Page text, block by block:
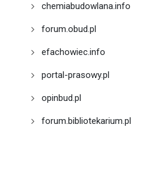
chemiabudowlana.info
forum.obud.pl
efachowiec.info
portal-prasowy.pl
opinbud.pl
forum.bibliotekarium.pl